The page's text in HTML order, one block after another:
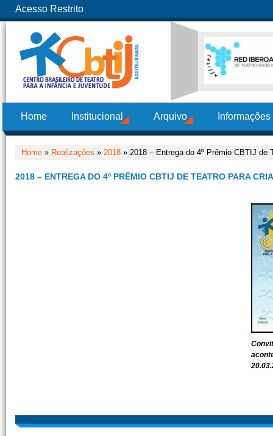
Acesso Restrito
Home Institucional Arquivo
Home » Realizações » 2018 » 2018 – Entrega do 4º Prêmio CBTIJ de
2018 – ENTREGA DO 4º PRÊMIO CBTIJ DE TEATRO PARA